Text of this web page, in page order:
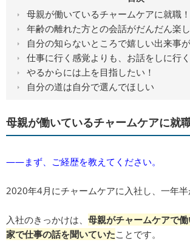
母親が働いているチャームケアに就職！
年齢の離れた方との会話がだんだん楽
自分の知らないところで嬉しい出来事が
仕事に行く感覚よりも、お話をしに行
やるからには上を目指したい！
自分の道は自分で選んでほしい
母親が働いているチャームケアに就
――まず、ご経歴を教えてください。
2020年4月にチャームケアに入社し、一年半
入社のきっかけは、 母親がチャームケアで
家で仕事の話を聞いていたことです。